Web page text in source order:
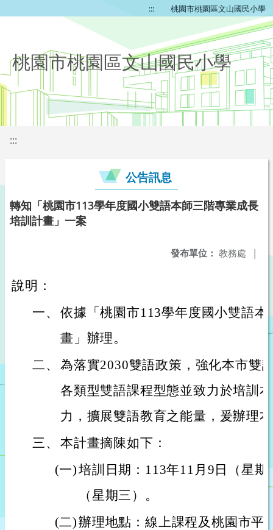
::: 桃園市桃園區文山國民小學
桃園市桃園區文山國民小學
:::
公告訊息
轉知「桃園市113學年度國小雙語本師三階專業成長
培訓計畫」一案
發布單位： 教務處 |
說明：
一、 依據「桃園市113學年度國小雙語
畫」辦理。
二、 為落實2030雙語政策，強化本市雙
各類型雙語課程型態並致力於培訓
力，擴展雙語教育之能量，爰辦理
三、 本計畫摘陳如下：
(一)培訓日期：113年11月9日（星
（星期三）。
(二)辦理地點：線上課程及桃園市平